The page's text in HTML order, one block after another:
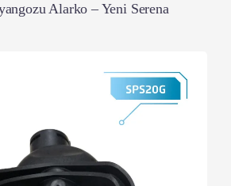
Alarko – Yeni Serena